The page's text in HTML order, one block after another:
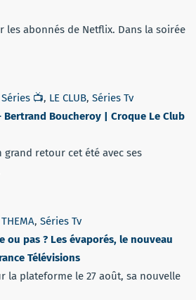
les abonnés de Netflix. Dans la soirée
📺, LE CLUB, Séries Tv
Bertrand Boucheroy | Croque Le Club
grand retour cet été avec ses
, Séries Tv
ou pas ? Les évaporés, le nouveau
Télévisions
la plateforme le 27 août, sa nouvelle